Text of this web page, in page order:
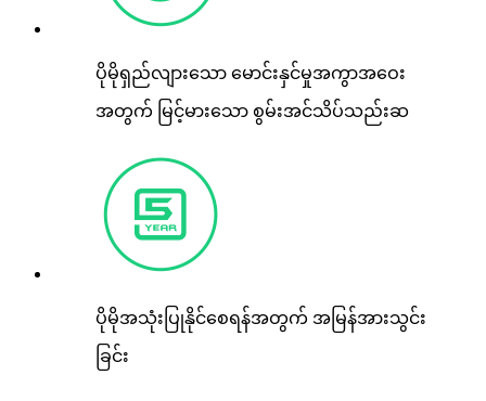
ပိုမိုရှည်လျားသော မောင်းနှင်မှုအကွာအဝေး
အတွက် မြင့်မားသော စွမ်းအင်သိပ်သည်းဆ
ပိုမိုအသုံးပြုနိုင်စေရန်အတွက် အမြန်အားသွင်း
ခြင်း